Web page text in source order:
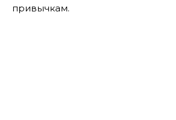
привычкам.